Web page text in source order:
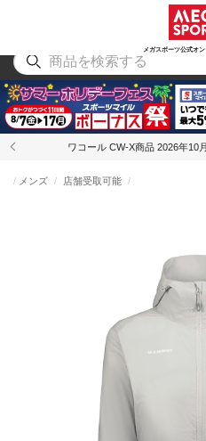
メガスポーツ公式オ
アウトドア
ワコール CW-X商品 2026年10
メンズ 店舗受取可能